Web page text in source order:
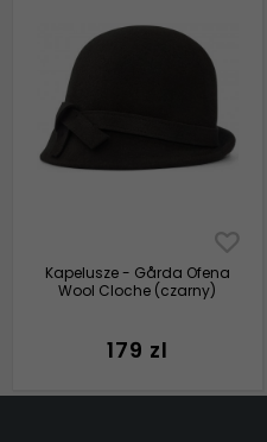
Kapelusze - Gårda Ofena
Wool Cloche (czarny)
179 zl